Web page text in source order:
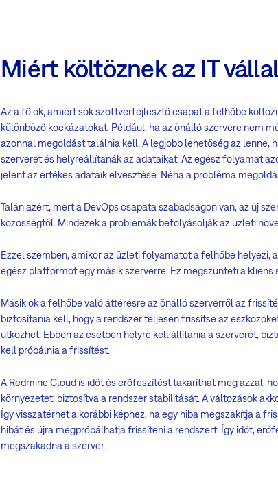
Miért költöznek az IT
Az a fő ok, amiért sok szoftverfejlesztő csapat a felhőbe
különböző kockázatokat. Például, ha az önálló szervere nem
azonnal megoldást találnia kell. A legjobb lehetőség az lenne,
szerveret és helyreállítanák az adataikat. Az egész folyamat
jelent az értékes adataik elvesztése. Néha a probléma
Talán azért, mert a DevOps csapata szabadságon van, az új
közösségtől. Mindezek a problémák befolyásolják az üzleti
Ezzel szemben, amikor az üzleti folyamatot a felhőbe helyezi,
egész platformot egy másik szerverre. Ez megszünteti a
Másik ok a felhőbe való áttérésre az önálló szerverről az
biztosítania kell, hogy a rendszer teljesen frissítse az
ütközhet. Ebben az esetben helyre kell állítania a szerverét,
kell próbálnia a frissítést.
A Redmine Cloud is időt és erőfeszítést takaríthat meg azzal,
környezetet, biztosítva a rendszer stabilitását. A változások
Így visszatérhet a korábbi képhez, ha egy hiba megszakítja a
hibát és újra megpróbálhatja frissíteni a rendszert. Így időt,
megszakadna a szerver.